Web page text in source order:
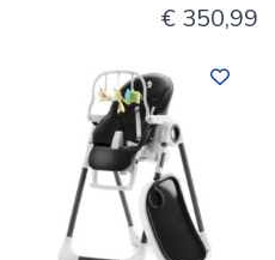
€ 350,99